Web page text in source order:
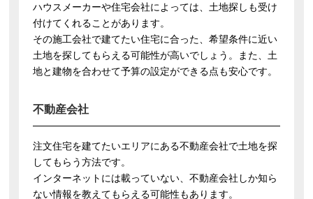
ハウスメーカーや住宅会社によっては、土地探しも受け
付けてくれることがあります。
その施工会社で建てたい住宅に合った、希望条件に近い
土地を探してもらえる可能性が高いでしょう。また、土
地と建物を合わせて予算の設定ができる点も安心です。
不動産会社
注文住宅を建てたいエリアにある不動産会社で土地を探
してもらう方法です。
インターネットには載っていない、不動産会社しか知ら
ない情報を教えてもらえる可能性もあります。